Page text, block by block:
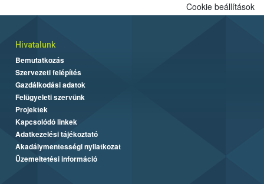
Cookie beállítások
Hivatalunk
Bemutatkozás
Szervezeti felépítés
Gazdálkodási adatok
Felügyeleti szervünk
Projektek
Kapcsolódó linkek
Adatkezelési tájékoztató
Akadálymentességi nyilatkozat
Üzemeltetési információ